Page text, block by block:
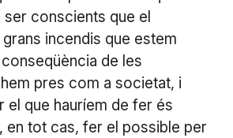
conscients que el
incendis que estem
de les
pres com a societat, i
el que hauríem de fer és
en tot cas, fer el possible per